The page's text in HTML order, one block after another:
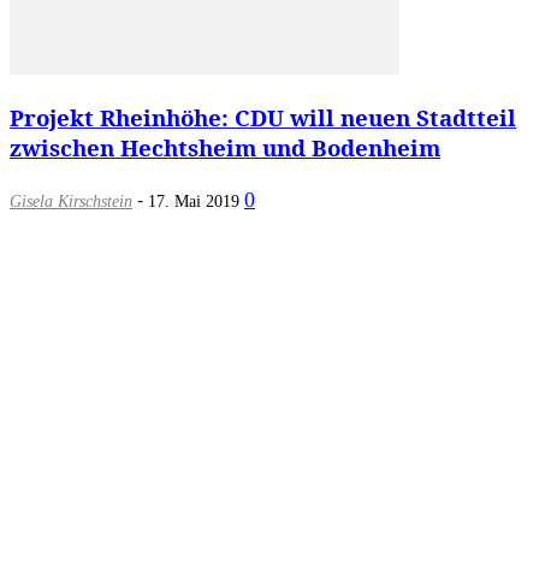
Projekt Rheinhöhe: CDU will neuen Stadtteil
zwischen Hechtsheim und Bodenheim
Gisela Kirschstein - 17. Mai 2019 0